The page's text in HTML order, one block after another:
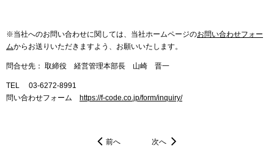
※当社へのお問い合わせに関しては、当社ホームページのお問い合わせフォー
ムからお送りいただきますよう、お願いいたします。
問合せ先： 取締役 経営管理本部長 山崎 晋一
TEL 03-6272-8991
問い合わせフォーム https://f-code.co.jp/form/inquiry/
前へ 次へ